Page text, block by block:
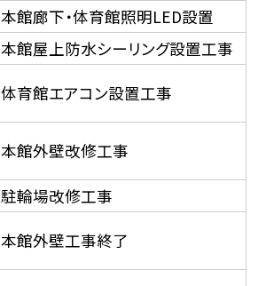
本館廊下・体育館照明LED設置
本館屋上防水シーリング設置工事
体育館エアコン設置工事
本館外壁改修工事
駐輪場改修工事
本館外壁工事終了